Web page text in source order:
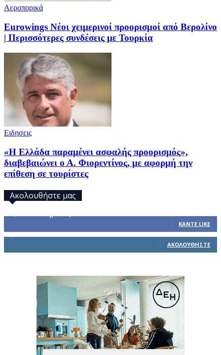
Αεροπορικά
Eurowings Νέοι χειμερινοί προορισμοί από Βερολίνο
| Περισσότερες συνδέσεις με Τουρκία
Ειδησεις
«Η Ελλάδα παραμένει ασφαλής προορισμός»,
διαβεβαιώνει ο Α. Φιορεντίνος, με αφορμή την
επίθεση σε τουρίστες
Ακολουθήστε μας
ΚΆΝΤΕ LIKE
ΑΚΟΛΟΥΘΉΣΤΕ